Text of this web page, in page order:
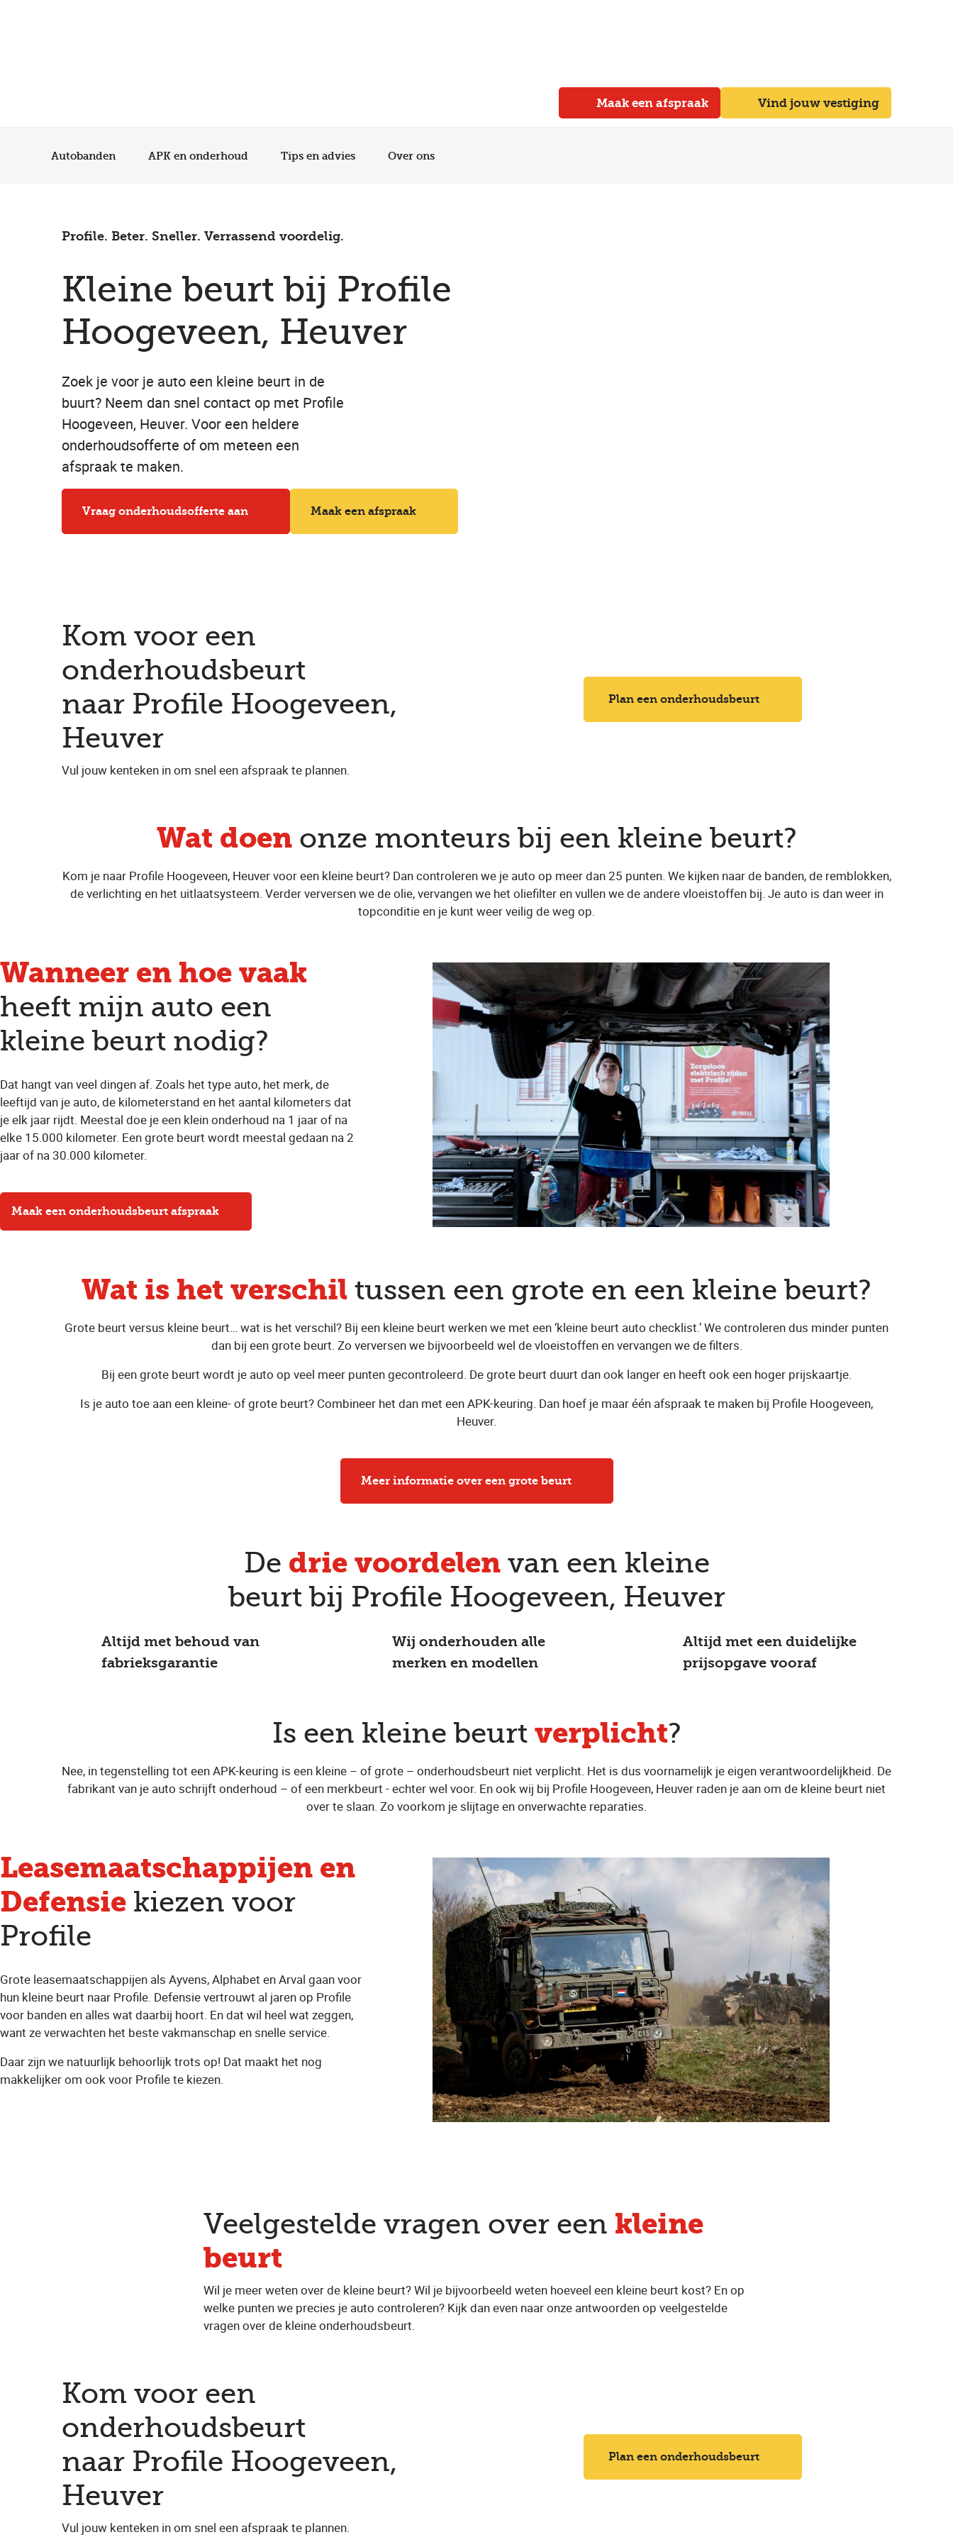
Maak een afspraak Vind jouw vestiging
Autobanden APK en onderhoud Tips en advies Over ons
Profile. Beter. Sneller. Verrassend voordelig.
Kleine beurt bij Profile
Hoogeveen, Heuver
Zoek je voor je auto een kleine beurt in de
buurt? Neem dan snel contact op met Profile
Hoogeveen, Heuver. Voor een heldere
onderhoudsofferte of om meteen een
afspraak te maken.
Vraag onderhoudsofferte aan Maak een afspraak
Kom voor een
onderhoudsbeurt
naar Profile Hoogeveen,
Heuver
Vul jouw kenteken in om snel een afspraak te plannen.
Plan een onderhoudsbeurt
Wat doen onze monteurs bij een kleine beurt?
Kom je naar Profile Hoogeveen, Heuver voor een kleine beurt? Dan controleren we je auto op meer dan 25 punten. We kijken naar de banden, de remblokken,
de verlichting en het uitlaatsysteem. Verder verversen we de olie, vervangen we het oliefilter en vullen we de andere vloeistoffen bij. Je auto is dan weer in
topconditie en je kunt weer veilig de weg op.
Wanneer en hoe vaak
heeft mijn auto een
kleine beurt nodig?
Dat hangt van veel dingen af. Zoals het type auto, het merk, de
leeftijd van je auto, de kilometerstand en het aantal kilometers dat
je elk jaar rijdt. Meestal doe je een klein onderhoud na 1 jaar of na
elke 15.000 kilometer. Een grote beurt wordt meestal gedaan na 2
jaar of na 30.000 kilometer.
Maak een onderhoudsbeurt afspraak
Wat is het verschil tussen een grote en een kleine beurt?
Grote beurt versus kleine beurt… wat is het verschil? Bij een kleine beurt werken we met een ‘kleine beurt auto checklist.’ We controleren dus minder punten
dan bij een grote beurt. Zo verversen we bijvoorbeeld wel de vloeistoffen en vervangen we de filters.
Bij een grote beurt wordt je auto op veel meer punten gecontroleerd. De grote beurt duurt dan ook langer en heeft ook een hoger prijskaartje.
Is je auto toe aan een kleine- of grote beurt? Combineer het dan met een APK-keuring. Dan hoef je maar één afspraak te maken bij Profile Hoogeveen,
Heuver.
Meer informatie over een grote beurt
De drie voordelenvan een kleine
beurt bij Profile Hoogeveen, Heuver
Altijd met behoud van
fabrieksgarantie
Wij onderhouden alle
merken en modellen
Altijd met een duidelijke
prijsopgave vooraf
Is een kleine beurt verplicht?
Nee, in tegenstelling tot een APK-keuring is een kleine – of grote – onderhoudsbeurt niet verplicht. Het is dus voornamelijk je eigen verantwoordelijkheid. De
fabrikant van je auto schrijft onderhoud – of een merkbeurt - echter wel voor. En ook wij bij Profile Hoogeveen, Heuver raden je aan om de kleine beurt niet
over te slaan. Zo voorkom je slijtage en onverwachte reparaties.
Leasemaatschappijen en
Defensie kiezen voor
Profile
Grote leasemaatschappijen als Ayvens, Alphabet en Arval gaan voor
hun kleine beurt naar Profile. Defensie vertrouwt al jaren op Profile
voor banden en alles wat daarbij hoort. En dat wil heel wat zeggen,
want ze verwachten het beste vakmanschap en snelle service.
Daar zijn we natuurlijk behoorlijk trots op! Dat maakt het nog
makkelijker om ook voor Profile te kiezen.
Veelgestelde vragen over een kleine
beurt
Wil je meer weten over de kleine beurt? Wil je bijvoorbeeld weten hoeveel een kleine beurt kost? En op
welke punten we precies je auto controleren? Kijk dan even naar onze antwoorden op veelgestelde
vragen over de kleine onderhoudsbeurt.
Kom voor een
onderhoudsbeurt
naar Profile Hoogeveen,
Heuver
Vul jouw kenteken in om snel een afspraak te plannen.
Plan een onderhoudsbeurt